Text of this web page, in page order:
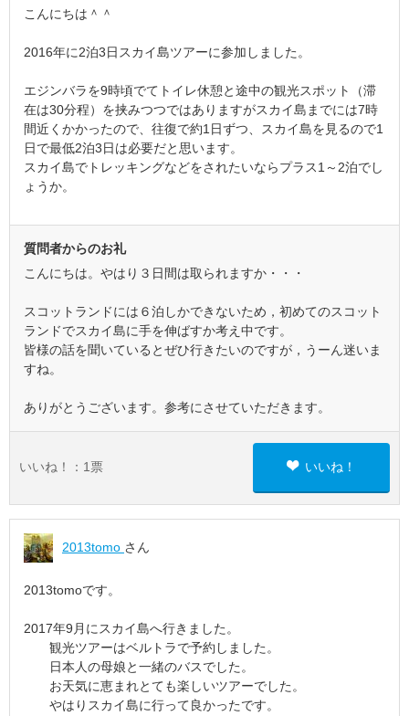
こんにちは＾＾
2016年に2泊3日スカイ島ツアーに参加しました。
エジンバラを9時頃でてトイレ休憩と途中の観光スポット（滞
在は30分程）を挟みつつではありますがスカイ島までには7時
間近くかかったので、往復で約1日ずつ、スカイ島を見るので1
日で最低2泊3日は必要だと思います。
スカイ島でトレッキングなどをされたいならプラス1～2泊でし
ょうか。
質問者からのお礼
こんにちは。やはり３日間は取られますか・・・
スコットランドには６泊しかできないため，初めてのスコット
ランドでスカイ島に手を伸ばすか考え中です。
皆様の話を聞いているとぜひ行きたいのですが，うーん迷いま
すね。
ありがとうございます。参考にさせていただきます。
いいね！： 1 票 いいね！
2013tomo さん
2013tomoです。
2017年9月にスカイ島へ行きました。
観光ツアーはベルトラで予約しました。
日本人の母娘と一緒のバスでした。
お天気に恵まれとても楽しいツアーでした。
やはりスカイ島に行って良かったです。